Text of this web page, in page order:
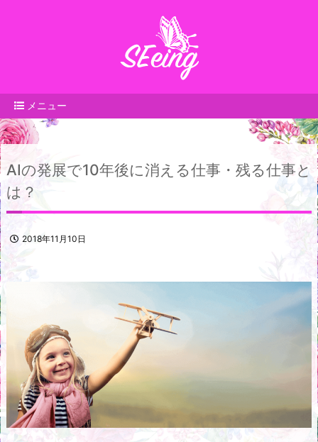
メニュー
AIの発展で10年後に消える仕事・残る仕事と
は？
2018年11月10日